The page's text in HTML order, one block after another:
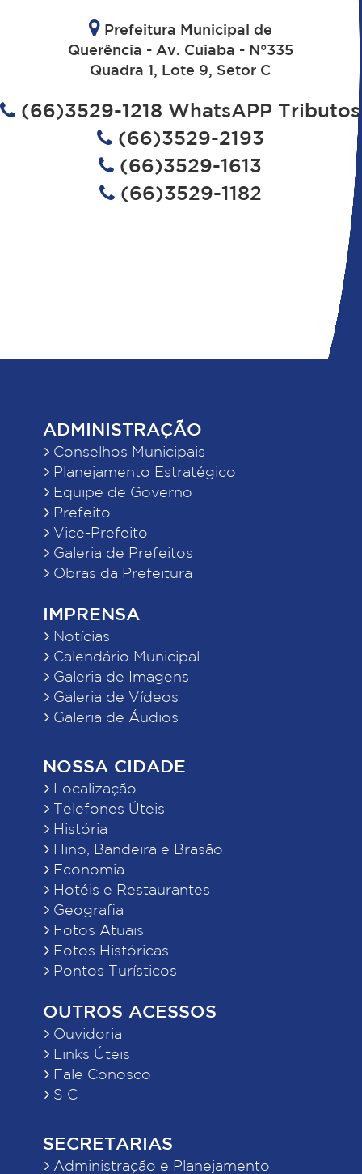
Prefeitura Municipal de
Querência - Av. Cuiaba - N°335
Quadra 1, Lote 9, Setor C
(66)3529-1218 WhatsAPP Tributos
(66)3529-2193
(66)3529-1613
(66)3529-1182
ADMINISTRAÇÃO
Conselhos Municipais
Planejamento Estratégico
Equipe de Governo
Prefeito
Vice-Prefeito
Galeria de Prefeitos
Obras da Prefeitura
IMPRENSA
Notícias
Calendário Municipal
Galeria de Imagens
Galeria de Vídeos
Galeria de Áudios
NOSSA CIDADE
Localização
Telefones Úteis
História
Hino, Bandeira e Brasão
Economia
Hotéis e Restaurantes
Geografia
Fotos Atuais
Fotos Históricas
Pontos Turísticos
OUTROS ACESSOS
Ouvidoria
Links Úteis
Fale Conosco
SIC
SECRETARIAS
Administração e Planejamento